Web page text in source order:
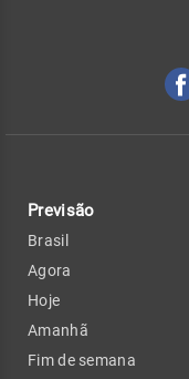
Previsão
Brasil
Agora
Hoje
Amanhã
Fim de semana